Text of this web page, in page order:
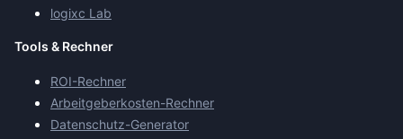
logixc Lab
Tools & Rechner
ROI-Rechner
Arbeitgeberkosten-Rechner
Datenschutz-Generator